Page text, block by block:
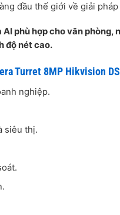
đầu thế giới về giải pháp
phù hợp cho văn
độ nét cao.
Turret 8MP Hikvision
nghiệp.
siêu thị.